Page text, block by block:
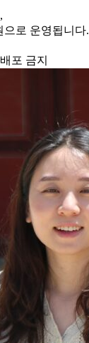
으로 운영됩니다.
포 금지